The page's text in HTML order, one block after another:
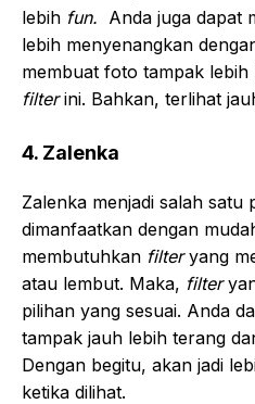
lebih fun. Anda juga dapat
lebih menyenangkan
membuat foto tampak
filterini. Bahkan, terlihat
4. Zalenka
Zalenka menjadi salah satu
dimanfaatkan dengan
membutuhkan filteryang
atau lembut. Maka, filter
pilihan yang sesuai. Anda
tampak jauh lebih terang
Dengan begitu, akan jadi
ketika dilihat.